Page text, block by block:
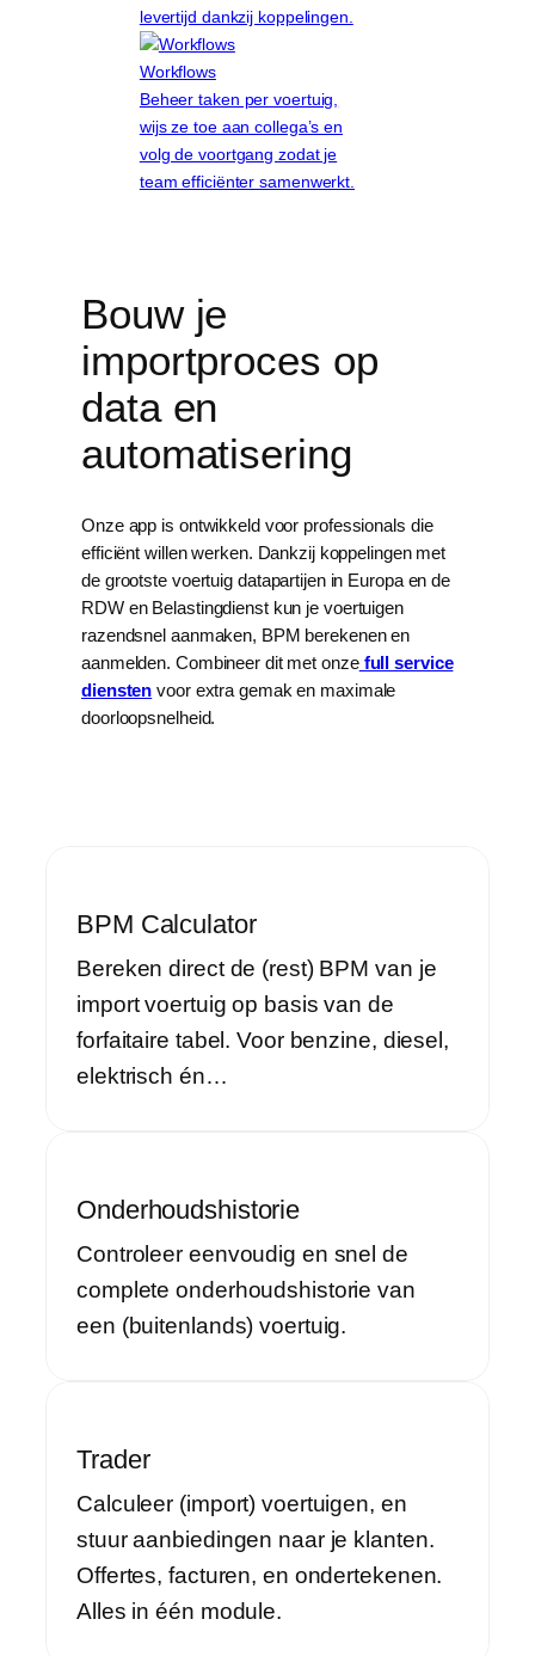
levertijd dankzij koppelingen.
Workflows
Beheer taken per voertuig,
wijs ze toe aan collega’s en
volg de voortgang zodat je
team efficiënter samenwerkt.
Bouw je
importproces op
data en
automatisering
Onze app is ontwikkeld voor professionals die
efficiënt willen werken. Dankzij koppelingen met
de grootste voertuig datapartijen in Europa en de
RDW en Belastingdienst kun je voertuigen
razendsnel aanmaken, BPM berekenen en
aanmelden. Combineer dit met onzefull service
diensten voor extra gemak en maximale
doorloopsnelheid.
BPM Calculator
Bereken direct de (rest) BPM van je
import voertuig op basis van de
forfaitaire tabel. Voor benzine, diesel,
elektrisch én…
Onderhoudshistorie
Controleer eenvoudig en snel de
complete onderhoudshistorie van
een (buitenlands) voertuig.
Trader
Calculeer (import) voertuigen, en
stuur aanbiedingen naar je klanten.
Offertes, facturen, en ondertekenen.
Alles in één module.